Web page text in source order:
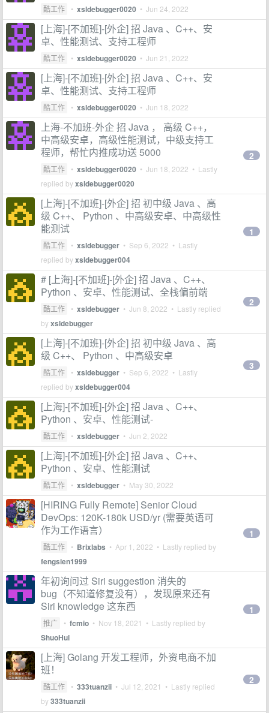
酷工作 • xsldebugger0020 • Jun 24, 2022
[上海]-[不加班]-[外企] 招 Java 、C++、安
卓、性能测试、支持工程师
酷工作 • xsldebugger0020 • Jun 21, 2022
[上海]-[不加班]-[外企] 招 Java 、C++、安
卓、性能测试、支持工程师
酷工作 • xsldebugger0020 • Jun 18, 2022
上海-不加班-外企 招 Java ， 高级 C++，
中高级安卓，高级性能测试，中级支持工
程师，帮忙内推成功送 5000
酷工作 • xsldebugger0020 • Jun 18, 2022 • Lastly
replied byxsldebugger0020
2
[上海]-[不加班]-[外企] 招 初中级 Java 、高
级 C++、 Python 、中高级安卓、中高级性
能测试
酷工作 • xsldebugger • Sep 6, 2022 • Lastly
replied byxsldebugger004
1
# [上海]-[不加班]-[外企] 招 Java 、C++、
Python 、安卓、性能测试、全栈偏前端
酷工作 • xsldebugger • Jun 8, 2022 • Lastly replied
byxsldebugger
2
[上海]-[不加班]-[外企] 招 初中级 Java 、高
级 C++、 Python 、中高级安卓
酷工作 • xsldebugger • Sep 6, 2022 • Lastly
replied byxsldebugger004
3
[上海]-[不加班]-[外企] 招 Java 、C++、
Python 、安卓、性能测试-
酷工作 • xsldebugger • Jun 2, 2022
[上海]-[不加班]-[外企] 招 Java 、C++、
Python 、安卓、性能测试
酷工作 • xsldebugger • May 30, 2022
[HIRING Fully Remote] Senior Cloud
DevOps: 120K-180k USD/yr (需要英语可
作为工作语言）
酷工作 • Brixlabs • Apr 1, 2022 • Lastly replied by
fengsien1999
1
年初询问过 Siri suggestion 消失的
bug（不知道修复没有），发现原来还有
Siri knowledge 这东西
推广 • fcmio • Nov 18, 2021 • Lastly replied by
ShuoHui
1
[上海] Golang 开发工程师，外资电商不加
班！
酷工作 • 333tuanzii • Jul 12, 2021 • Lastly replied
by333tuanzii
2